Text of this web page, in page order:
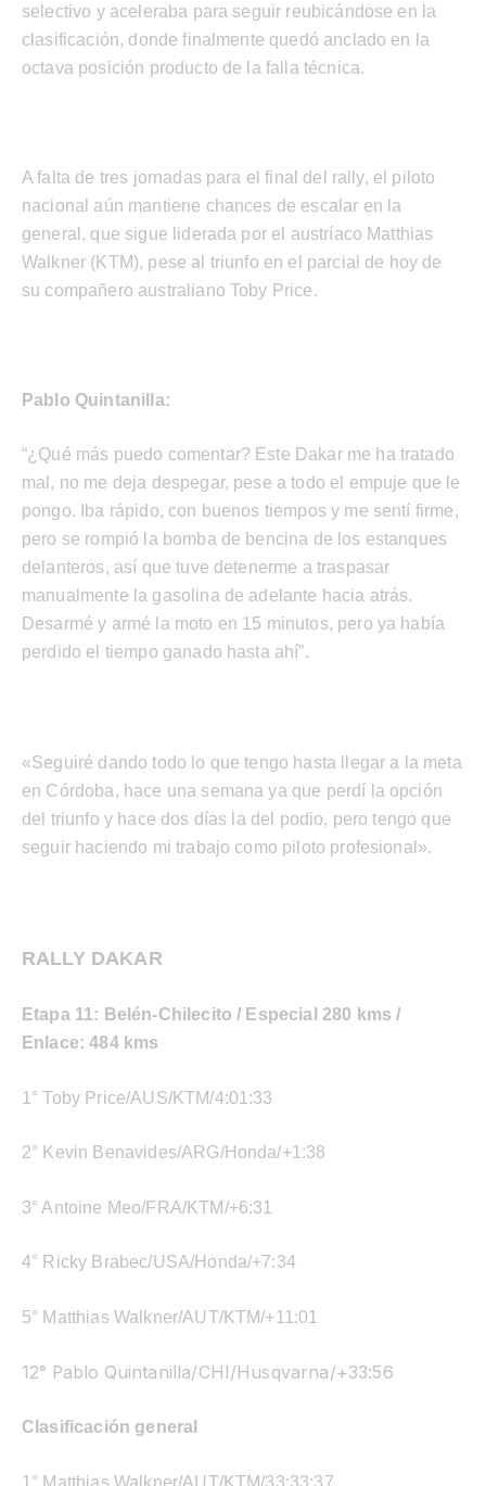
selectivo y aceleraba para seguir reubicándose en la
clasificación, donde finalmente quedó anclado en la
octava posición producto de la falla técnica.
A falta de tres jornadas para el final del rally, el piloto
nacional aún mantiene chances de escalar en la
general, que sigue liderada por el austríaco Matthias
Walkner (KTM), pese al triunfo en el parcial de hoy de
su compañero australiano Toby Price.
Pablo Quintanilla:
“¿Qué más puedo comentar? Este Dakar me ha tratado
mal, no me deja despegar, pese a todo el empuje que le
pongo. Iba rápido, con buenos tiempos y me sentí firme,
pero se rompió la bomba de bencina de los estanques
delanteros, así que tuve detenerme a traspasar
manualmente la gasolina de adelante hacia atrás.
Desarmé y armé la moto en 15 minutos, pero ya había
perdido el tiempo ganado hasta ahí”.
«Seguiré dando todo lo que tengo hasta llegar a la meta
en Córdoba, hace una semana ya que perdí la opción
del triunfo y hace dos días la del podio, pero tengo que
seguir haciendo mi trabajo como piloto profesional».
RALLY DAKAR
Etapa 11: Belén-Chilecito / Especial 280 kms /
Enlace: 484 kms
1° Toby Price/AUS/KTM/4:01:33
2° Kevin Benavides/ARG/Honda/+1:38
3° Antoine Meo/FRA/KTM/+6:31
4° Ricky Brabec/USA/Honda/+7:34
5° Matthias Walkner/AUT/KTM/+11:01
12° Pablo Quintanilla/CHI/Husqvarna/+33:56
Clasificación general
1° Matthias Walkner/AUT/KTM/33:33:37